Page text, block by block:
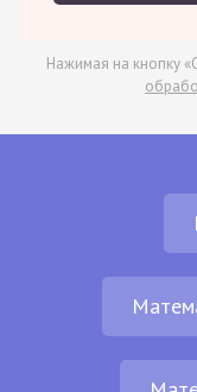
Нажимая на кнопку